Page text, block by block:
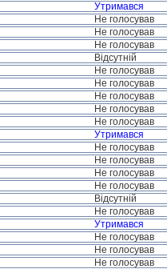
Утримався
Не голосував
Не голосував
Не голосував
Відсутній
Не голосував
Не голосував
Не голосував
Не голосував
Не голосував
Утримався
Не голосував
Не голосував
Не голосував
Не голосував
Відсутній
Не голосував
Утримався
Не голосував
Не голосував
Не голосував